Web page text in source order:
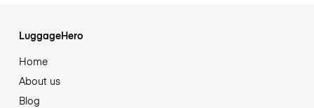
LuggageHero
Home
About us
Blog